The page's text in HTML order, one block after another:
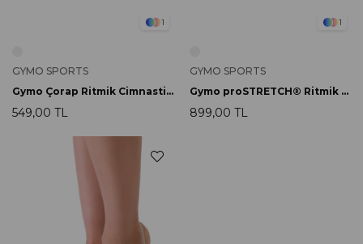
1
GYMO SPORTS
Gymo Çorap Ritmik Cimnastik Patiği
549,00 TL
1
GYMO SPORTS
Gymo proSTRETCH® Ritmik Cimnastik Patiği
899,00 TL